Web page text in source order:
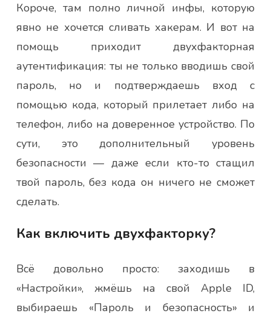
Короче, там полно личной инфы, которую
явно не хочется сливать хакерам. И вот на
помощь приходит двухфакторная
аутентификация: ты не только вводишь свой
пароль, но и подтверждаешь вход с
помощью кода, который прилетает либо на
телефон, либо на доверенное устройство. По
сути, это дополнительный уровень
безопасности — даже если кто-то стащил
твой пароль, без кода он ничего не сможет
сделать.
Как включить двухфакторку?
Всё довольно просто: заходишь в
«Настройки», жмёшь на свой Apple ID,
выбираешь «Пароль и безопасность» и